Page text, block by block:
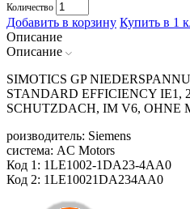
Количество
Добавить в корзину Купить в 1
Описание
Описание
SIMOTICS GP
STANDARD EFFICIENCY IE1,
SCHUTZDACH, IM V6, OHNE
роизводитель: Siemens
система: AC Motors
Код 1: 1LE1002-1DA23-4AA0
Код 2: 1LE10021DA234AA0